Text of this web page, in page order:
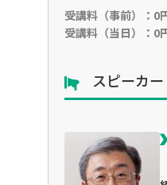
受講料（事前）：0
受講料（当日）：0
スピーカー